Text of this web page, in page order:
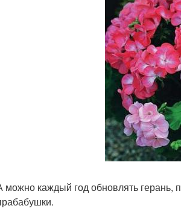
можно каждый год обновлять герань,